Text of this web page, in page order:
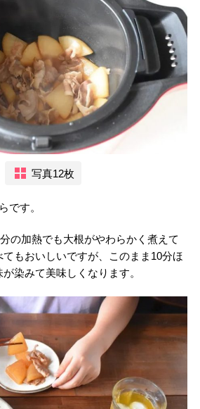
写真12枚
です。
分の加熱でも大根がやわらかく煮えて
もおいしいですが、このまま10分ほ
染みて美味しくなります。